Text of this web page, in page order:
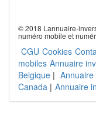
© 2018 Lannuaire-
numéro mobile et
CGU Cookies
mobiles Annuaire
Belgique |
Canada | Annuaire